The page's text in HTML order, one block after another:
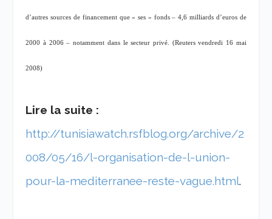
d’autres sources de financement que « ses » fonds – 4,6 milliards d’euros de
2000 à 2006 – notamment dans le secteur privé. (Reuters vendredi 16 mai
2008)
Lire la suite :
http://tunisiawatch.rsfblog.org/archive/2
008/05/16/l-organisation-de-l-union-
pour-la-mediterranee-reste-vague.html.